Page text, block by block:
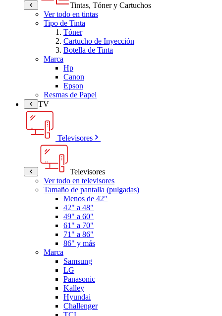
Tintas, Tóner y Cartuchos
Ver todo en tintas
Tipo de Tinta
Tóner
Cartucho de Inyección
Botella de Tinta
Marca
Hp
Canon
Epson
Resmas de Papel
TV
Televisores
Televisores
Ver todo en televisores
Tamaño de pantalla (pulgadas)
Menos de 42"
42" a 48"
49" a 60"
61" a 70"
71" a 86"
86" y más
Marca
Samsung
LG
Panasonic
Kalley
Hyundai
Challenger